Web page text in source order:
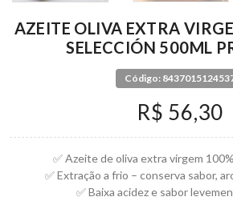
AZEITE OLIVA EXTRA
SELECCIÓN 500ML
Código:
R$ 56,30
✅ Azeite de oliva extra virgem
✅ Extração a frio – conserva sabor,
✅ Baixa acidez e sabor